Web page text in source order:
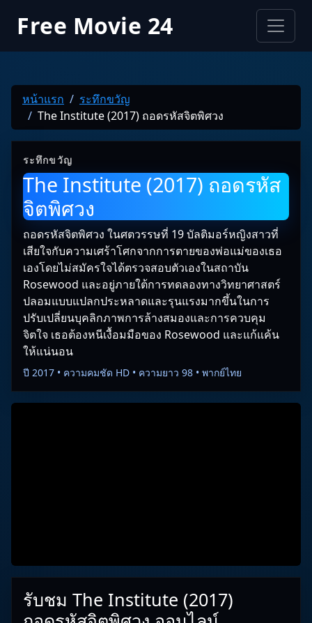
Free Movie 24
หน้าแรก
ระทึกขวัญ
The Institute (2017) ถอดรหัสจิตพิศวง
ระทึกขวัญ
The Institute (2017) ถอดรหัส
จิตพิศวง
ถอดรหัสจิตพิศวง ในศตวรรษที่ 19 บัลติมอร์หญิงสาวที่
เสียใจกับความเศร้าโศกจากการตายของพ่อแม่ของเธอ
เองโดยไม่สมัครใจได้ตรวจสอบตัวเองในสถาบัน
Rosewood และอยู่ภายใต้การทดลองทางวิทยาศาสตร์
ปลอมแบบแปลกประหลาดและรุนแรงมากขึ้นในการ
ปรับเปลี่ยนบุคลิกภาพการล้างสมองและการควบคุม
จิตใจ เธอต้องหนีเงื้อมมือของ Rosewood และแก้แค้น
ให้แน่นอน
ปี 2017 • ความคมชัด HD • ความยาว 98 • พากย์ไทย
รับชม The Institute (2017)